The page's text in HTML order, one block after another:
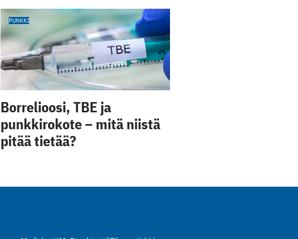
PUNKKI
Borrelioosi, TBE ja
punkkirokote – mitä niistä
pitää tietää?